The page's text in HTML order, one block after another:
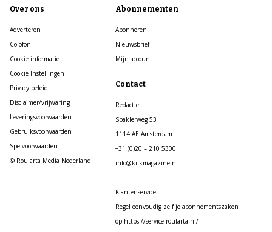
Over ons
Adverteren
Colofon
Cookie informatie
Cookie Instellingen
Privacy beleid
Disclaimer/vrijwaring
Leveringsvoorwaarden
Gebruiksvoorwaarden
Spelvoorwaarden
© Roularta Media Nederland
Abonnementen
Abonneren
Nieuwsbrief
Mijn account
Contact
Redactie
Spaklerweg 53
1114 AE Amsterdam
+31 (0)20 – 210 5300
info@kijkmagazine.nl
Klantenservice
Regel eenvoudig zelf je abonnementszaken
op https://service.roularta.nl/